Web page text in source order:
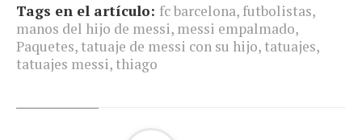
Tags en el artículo: fc barcelona, futbolistas,
manos del hijo de messi, messi empalmado,
Paquetes, tatuaje de messi con su hijo, tatuajes,
tatuajes messi, thiago